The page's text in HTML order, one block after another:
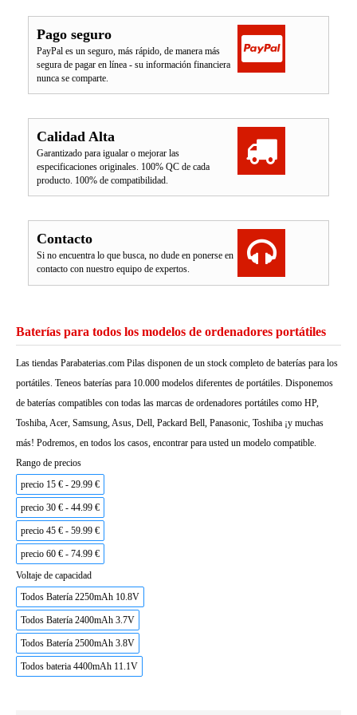
Pago seguro
PayPal es un seguro, más rápido, de manera más
segura de pagar en línea - su información financiera
nunca se comparte.
Calidad Alta
Garantizado para igualar o mejorar las
especificaciones originales. 100% QC de cada
producto. 100% de compatibilidad.
Contacto
Si no encuentra lo que busca, no dude en ponerse en
contacto con nuestro equipo de expertos.
Baterías para todos los modelos de ordenadores portátiles
Las tiendas Parabaterias.com Pilas disponen de un stock completo de baterías para los
portátiles. Teneos baterías para 10.000 modelos diferentes de portátiles. Disponemos
de baterías compatibles con todas las marcas de ordenadores portátiles como HP,
Toshiba, Acer, Samsung, Asus, Dell, Packard Bell, Panasonic, Toshiba ¡y muchas
más! Podremos, en todos los casos, encontrar para usted un modelo compatible.
Rango de precios
precio 15 € - 29.99 €
precio 30 € - 44.99 €
precio 45 € - 59.99 €
precio 60 € - 74.99 €
Voltaje de capacidad
Todos Batería 2250mAh 10.8V
Todos Batería 2400mAh 3.7V
Todos Batería 2500mAh 3.8V
Todos bateria 4400mAh 11.1V